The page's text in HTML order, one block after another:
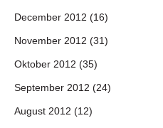
December 2012 (16)
November 2012 (31)
Oktober 2012 (35)
September 2012 (24)
August 2012 (12)